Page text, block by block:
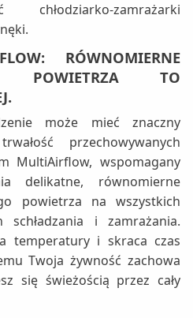
zamrażarki
RÓWNOMIERNE
POWIETRZA TO
może mieć znaczny
przechowywanych
MultiAirflow, wspomagany
delikatne, równomierne
powietrza na wszystkich
i zamrażania.
temperatury i skraca czas
Twoja żywność zachowa
się świeżością przez cały